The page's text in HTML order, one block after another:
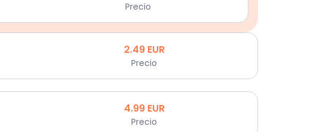
Precio
2.49 EUR
Precio
4.99 EUR
Precio